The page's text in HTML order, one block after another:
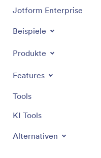
Jotform Enterprise
Beispiele
Produkte
Features
Tools
KI Tools
Alternativen